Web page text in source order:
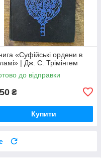
«Суфійські ордени в
| Дж. С. Трімінгем
до відправки
₴
Купити